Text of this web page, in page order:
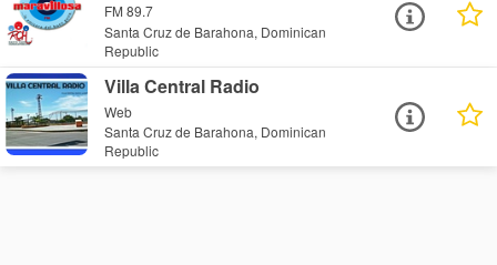
FM 89.7
Santa Cruz de Barahona, Dominican
Republic
Villa Central Radio
Web
Santa Cruz de Barahona, Dominican
Republic